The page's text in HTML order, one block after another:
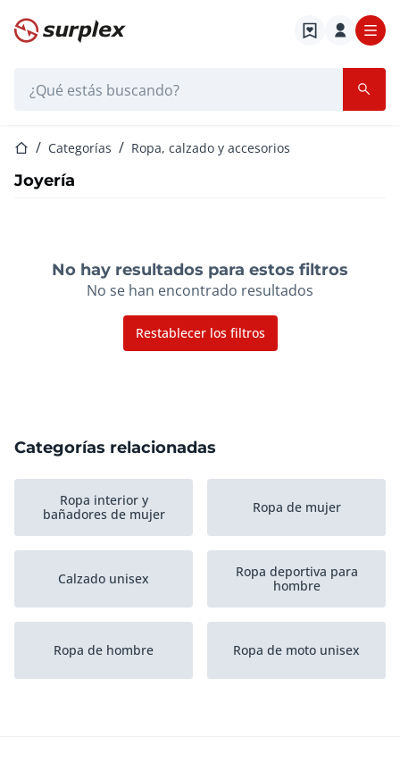
Página de inicio
Página de inicio
Categorías Ropa, calzado y accesorios
Joyería
No hay resultados para estos filtros
No se han encontrado resultados
Restablecer los filtros
Categorías relacionadas
Ropa interior y
bañadores de mujer
Ropa de mujer
Calzado unisex
Ropa deportiva para
hombre
Ropa de hombre Ropa de moto unisex